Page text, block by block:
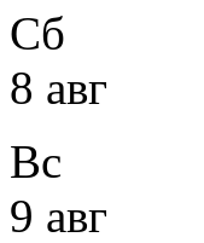
Сб
8 авг
Вс
9 авг